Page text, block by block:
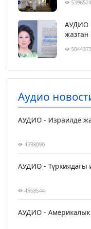
5396524
АУДИО
жазган
5044373
Аудио
АУДИО - Израилде
4598090
АУДИО - Түркиядагы
4568544
АУДИО - Америкалык